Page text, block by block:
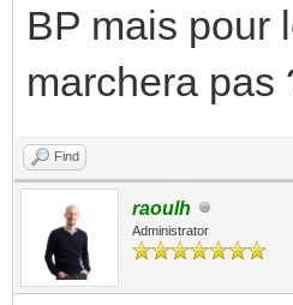
BP mais pour
marchera pas
Find
raoulh
Administrator